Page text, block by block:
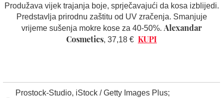
Produžava vijek trajanja boje, sprječavajući da kosa izblijedi.
Predstavlja prirodnu zaštitu od UV zračenja. Smanjuje
vrijeme sušenja mokre kose za 40-50%. Alexandar
Cosmetics, 37,18 € KUPI
Prostock-Studio, iStock / Getty Images Plus;